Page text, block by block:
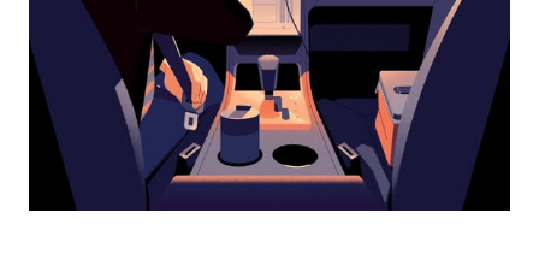
agenda
te
sluiten.